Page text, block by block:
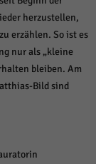
herzustellen,
erzählen. So ist es
nur als „kleine
bleiben. Am
Bild sind